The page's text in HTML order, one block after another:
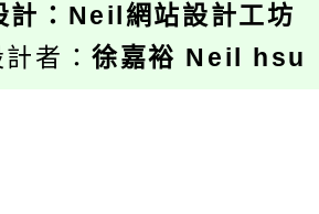
計 ： Neil網站設計工坊
者：徐嘉裕 Neil hsu